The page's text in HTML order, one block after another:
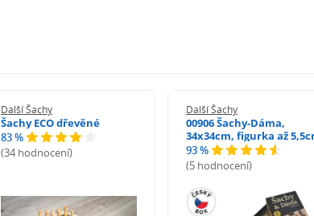
Další Šachy
Šachy ECO dřevěné
83 %
(34 hodnocení)
Další Šachy
00906 Šachy-Dáma,
34x34cm, figurka až
93 %
(5 hodnocení)